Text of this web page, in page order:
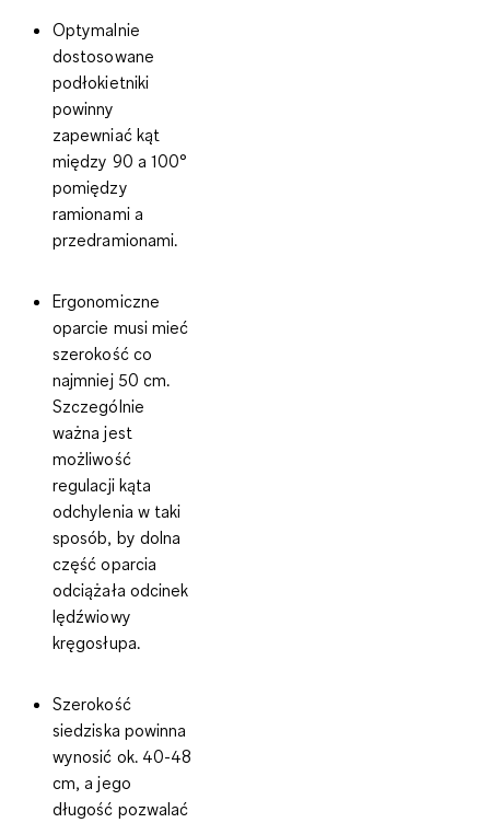
Optymalnie
dostosowane
podłokietniki
powinny
zapewniać kąt
między 90 a 100°
pomiędzy
ramionami a
przedramionami.
Ergonomiczne
oparcie musi mieć
szerokość co
najmniej 50 cm.
Szczególnie
ważna jest
możliwość
regulacji kąta
odchylenia w taki
sposób, by dolna
część oparcia
odciążała odcinek
lędźwiowy
kręgosłupa.
Szerokość
siedziska powinna
wynosić ok. 40-48
cm, a jego
długość pozwalać